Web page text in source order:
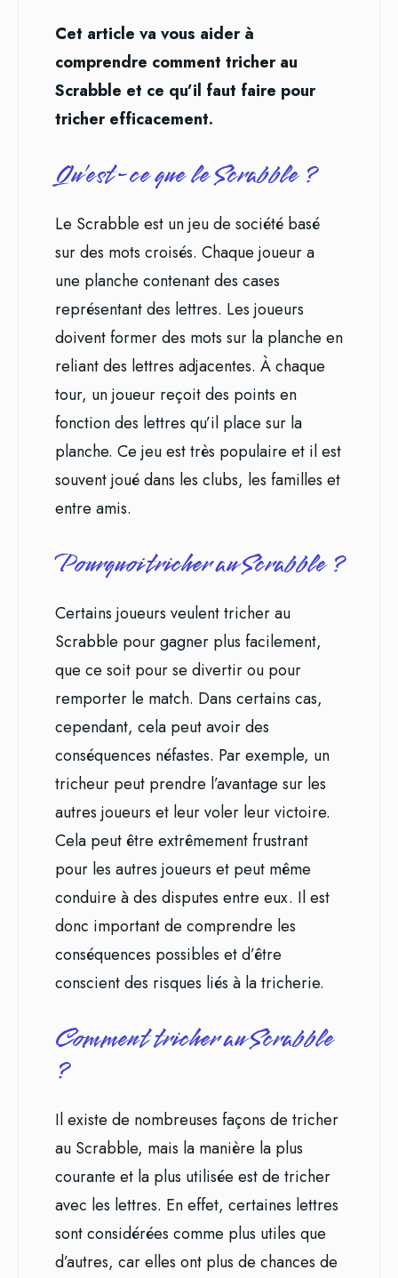
Cet article va vous aider à
comprendre comment tricher au
Scrabble et ce qu’il faut faire pour
tricher efficacement.
Qu’est-ce que le Scrabble ?
Le Scrabble est un jeu de société basé
sur des mots croisés. Chaque joueur a
une planche contenant des cases
représentant des lettres. Les joueurs
doivent former des mots sur la planche en
reliant des lettres adjacentes. À chaque
tour, un joueur reçoit des points en
fonction des lettres qu’il place sur la
planche. Ce jeu est très populaire et il est
souvent joué dans les clubs, les familles et
entre amis.
Pourquoi tricher au Scrabble ?
Certains joueurs veulent tricher au
Scrabble pour gagner plus facilement,
que ce soit pour se divertir ou pour
remporter le match. Dans certains cas,
cependant, cela peut avoir des
conséquences néfastes. Par exemple, un
tricheur peut prendre l’avantage sur les
autres joueurs et leur voler leur victoire.
Cela peut être extrêmement frustrant
pour les autres joueurs et peut même
conduire à des disputes entre eux. Il est
donc important de comprendre les
conséquences possibles et d’être
conscient des risques liés à la tricherie.
Comment tricher au Scrabble
?
Il existe de nombreuses façons de tricher
au Scrabble, mais la manière la plus
courante et la plus utilisée est de tricher
avec les lettres. En effet, certaines lettres
sont considérées comme plus utiles que
d’autres, car elles ont plus de chances de